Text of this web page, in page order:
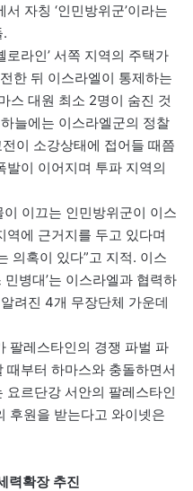
자칭 ‘인민방위군’이라는
로라인’ 서쪽 지역의 주택가
한 뒤 이스라엘이 통제하는
스 대원 최소 2명이 숨진 것
늘에는 이스라엘군의 정찰
이 소강상태에 접어들 때쯤
발이 이어지며 투파 지역의
이끄는 인민방위군이 이스
역에 근거지를 두고 있다며
의혹이 있다”고 지적. 이스
병대’는 이스라엘과 협력하
려진 4개 무장단체 가운데
팔레스타인의 경쟁 파벌 파
때부터 하마스와 충돌하면서
요르단강 서안의 팔레스타인
후원을 받는다고 와이넷은
력확장 추진